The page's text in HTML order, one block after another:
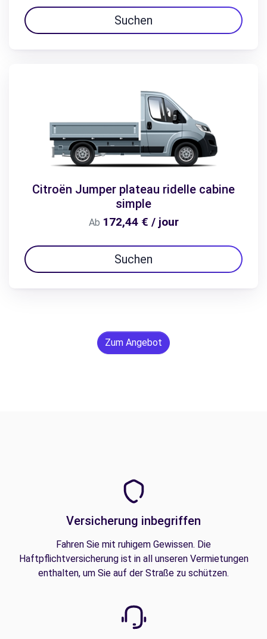
Suchen
Citroën Jumper plateau ridelle cabine
simple
Ab 172,44 € / jour
Suchen
Zum Angebot
Versicherung inbegriffen
Fahren Sie mit ruhigem Gewissen. Die
Haftpflichtversicherung ist in all unseren Vermietungen
enthalten, um Sie auf der Straße zu schützen.